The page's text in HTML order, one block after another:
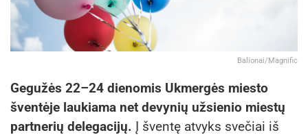
Balionai/Magnific
Gegužės 22–24 dienomis Ukmergės miesto
šventėje laukiama net devynių užsienio miestų
partnerių delegacijų. Į šventę atvyks svečiai iš